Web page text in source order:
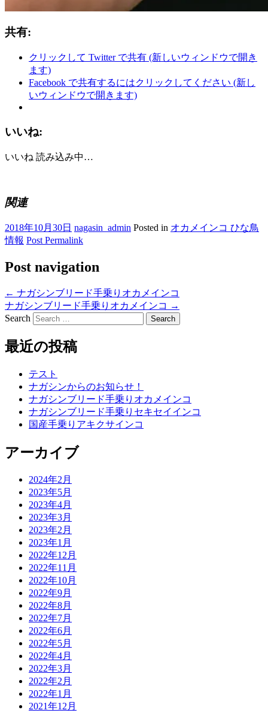
共有:
クリックして Twitter で共有 (新しいウィンドウで開き
ます)
Facebook で共有するにはクリックしてください (新し
いウィンドウで開きます)
いいね:
いいね 読み込み中…
関連
2018年10月30日 nagasin_admin Posted in オカメインコ ひな鳥
情報 Post Permalink
Post navigation
← ナガシンブリード手乗りオカメインコ
ナガシンブリード手乗りオカメインコ →
Search
最近の投稿
テスト
ナガシンからのお知らせ！
ナガシンブリード手乗りオカメインコ
ナガシンブリード手乗りセキセイインコ
国産手乗りアキクサインコ
アーカイブ
2024年2月
2023年5月
2023年4月
2023年3月
2023年2月
2023年1月
2022年12月
2022年11月
2022年10月
2022年9月
2022年8月
2022年7月
2022年6月
2022年5月
2022年4月
2022年3月
2022年2月
2022年1月
2021年12月